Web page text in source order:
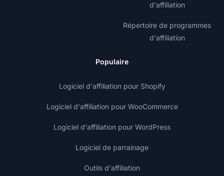
d'affiliation
Répertoire de programmes
d'affiliation
Populaire
Logiciel d'affiliation pour Shopify
Logiciel d'affiliation pour WooCommerce
Logiciel d'affiliation pour WordPress
Logiciel de parrainage
Outils d'affiliation